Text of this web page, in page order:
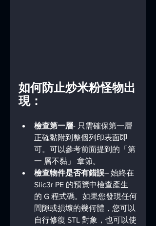
如何防止炒米粉怪物出
現：
檢查第一層- 只需確保第一層
正確黏附到整個列印表面即
可。可以參考前面提到的「第
一 層不黏」 章節。
檢查物件是否有錯誤– 始終在
Slic3r PE 的預覽中檢查產生
的 G 程式碼。如果您發現任何
間隙或損壞的幾何體，您可以
自行修復 STL 對象，也可以使